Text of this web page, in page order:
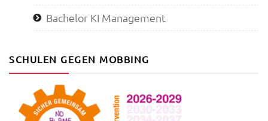
Bachelor KI Management
SCHULEN GEGEN MOBBING